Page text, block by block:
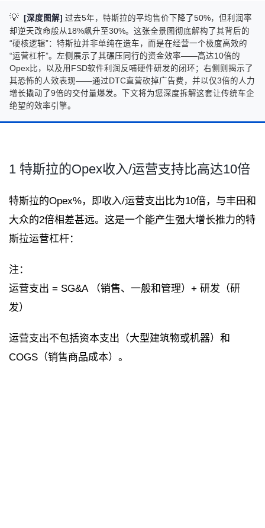
💡 [深度图解] 过去5年，特斯拉的平均售价下降了50%，但利润率
却逆天改命般从18%飙升至30%。这张全景图彻底解构了其背后的
“硬核逻辑”：特斯拉并非单纯在造车，而是在经营一个极度高效的
“运营杠杆”。左侧展示了其碾压同行的资金效率——高达10倍的
Opex比，以及用FSD软件利润反哺硬件研发的闭环；右侧则揭示了
其恐怖的人效表现——通过DTC直营砍掉广告费，并以仅3倍的人力
增长撬动了9倍的交付量爆发。下文将为您深度拆解这套让传统车企
绝望的效率引擎。
1 特斯拉的Opex收入/运营支持比高达10倍
特斯拉的Opex%，即收入/运营支出比为10倍，与丰田和
大众的2倍相差甚远。这是一个能产生强大增长推力的特
斯拉运营杠杆：
注：
运营支出 = SG&A （销售、一般和管理）+ 研发（研
发）
运营支出不包括资本支出（大型建筑物或机器）和
COGS（销售商品成本）。